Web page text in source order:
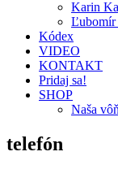
Karin
Ľubomír
Kódex
VIDEO
KONTAKT
Pridaj sa!
SHOP
Naša
telefón